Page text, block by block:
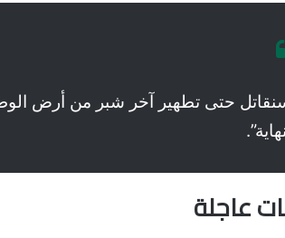
حتى تطهير آخر شبر من أرض
عاجلة